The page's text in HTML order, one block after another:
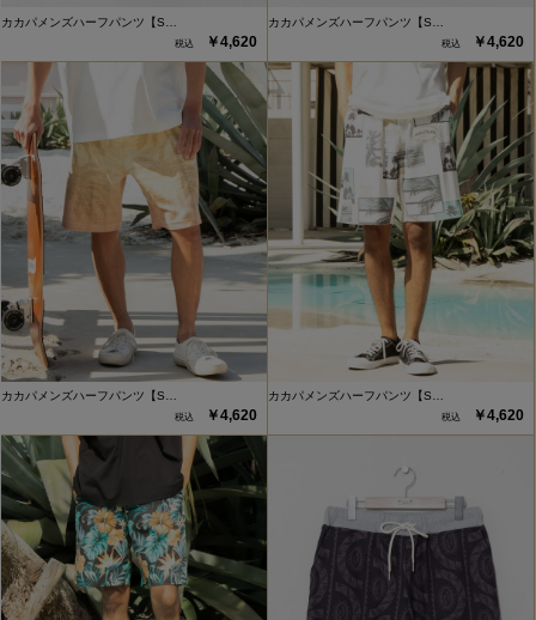
カカパメンズハーフパンツ【S…
￥4,620
カカパメンズハーフパンツ【S…
￥4,620
カカパメンズハーフパンツ【S…
￥4,620
カカパメンズハーフパンツ【S…
￥4,620